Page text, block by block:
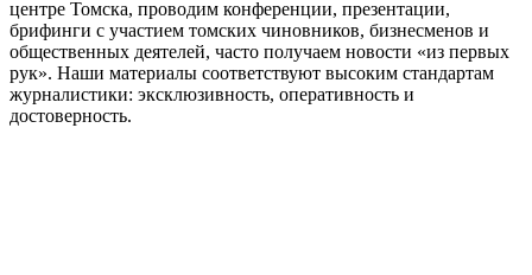
центре Томска, проводим конференции, презентации,
брифинги с участием томских чиновников, бизнесменов и
общественных деятелей, часто получаем новости «из первых
рук». Наши материалы соответствуют высоким стандартам
журналистики: эксклюзивность, оперативность и
достоверность.